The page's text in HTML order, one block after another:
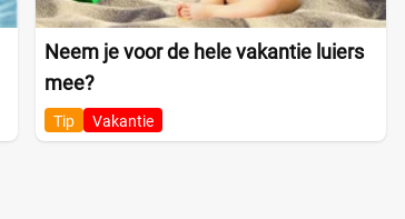
Neem je voor de hele vakantie luiers
mee?
Tip Vakantie